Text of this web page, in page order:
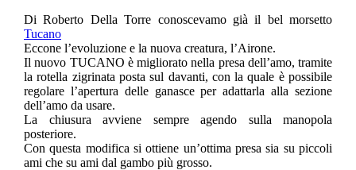
Di Roberto Della Torre conoscevamo già il bel morsetto
Tucano
Eccone l’evoluzione e la nuova creatura, l’Airone.
Il nuovo TUCANO è migliorato nella presa dell’amo, tramite
la rotella zigrinata posta sul davanti, con la quale è possibile
regolare l’apertura delle ganasce per adattarla alla sezione
dell’amo da usare.
La chiusura avviene sempre agendo sulla manopola
posteriore.
Con questa modifica si ottiene un’ottima presa sia su piccoli
ami che su ami dal gambo più grosso.